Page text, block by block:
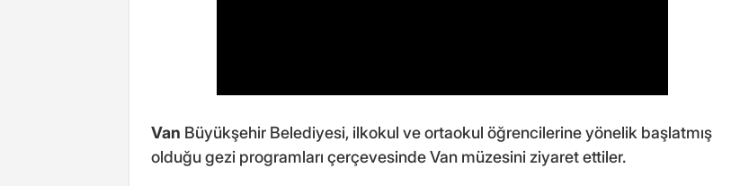
Van Büyükşehir Belediyesi, ilkokul ve ortaokul öğrencilerine yönelik başlatmış
olduğu gezi programları çerçevesinde Van müzesini ziyaret ettiler.